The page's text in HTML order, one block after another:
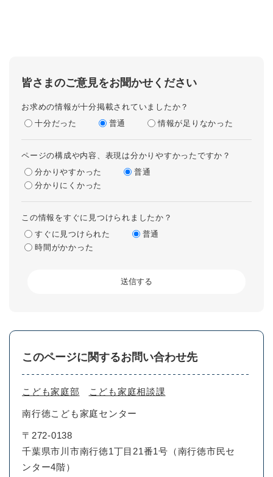
皆さまのご意見をお聞かせください
お求めの情報が十分掲載されていましたか？
十分だった
普通 情報が足りなかった
ページの構成や内容、表現は分かりやすかったですか？
分かりやすかった
普通
分かりにくかった
この情報をすぐに見つけられましたか？
すぐに見つけられた
普通
時間がかかった
このページに関するお問い合わせ先
こども家庭部 こども家庭相談課
南行徳こども家庭センター
〒272-0138
千葉県市川市南行徳1丁目21番1号（南行徳市民セ
ンター4階）